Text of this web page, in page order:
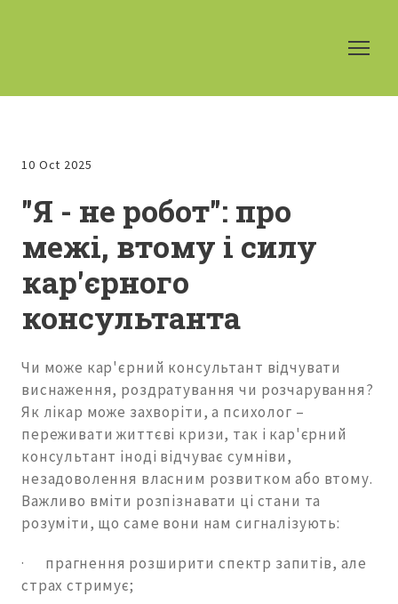
10 Oct 2025
"Я - не робот": про
межі, втому і силу
кар'єрного
консультанта
Чи може кар'єрний консультант відчувати
виснаження, роздратування чи розчарування?
Як лікар може захворіти, а психолог –
переживати життєві кризи, так і кар'єрний
консультант іноді відчуває сумніви,
незадоволення власним розвитком або втому.
Важливо вміти розпізнавати ці стани та
розуміти, що саме вони нам сигналізують:
· прагнення розширити спектр запитів, але
страх стримує;